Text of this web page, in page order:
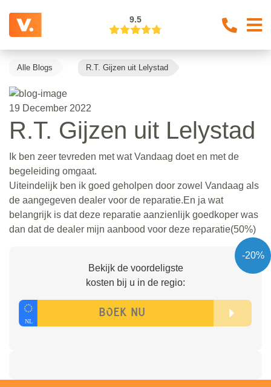
9.5
Alle Blogs R.T. Gijzen uit Lelystad
19 December 2022
R.T. Gijzen uit Lelystad
Ik ben zeer tevreden met wat Vandaag doet en met de
begeleiding omgaat.
Uiteindelijk ben ik goed geholpen door zowel Vandaag als
de aangegeven dealer voor de reparatie.En ja wat
belangrijk is dat deze reparatie aanzienlijk goedkoper was
dan dat de dealer mijn aanbood voor deze reparatie(50%)
-20%
Bekijk de voordeligste
kosten bij u in de regio: